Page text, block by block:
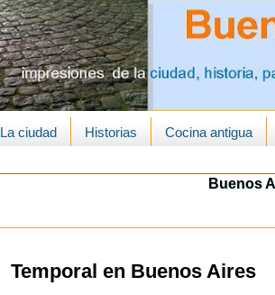
La ciudad Historias Cocina antigua
Buenos
Temporal en Buenos Aires